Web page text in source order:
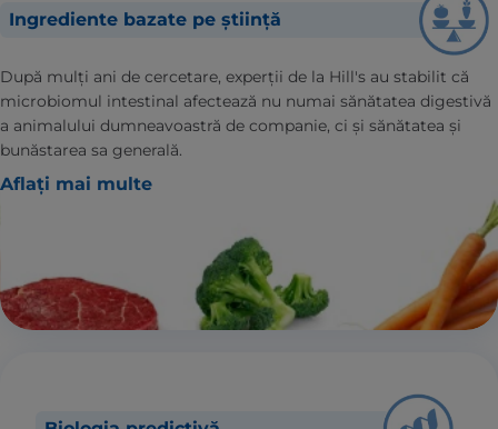
Ingrediente bazate pe știință
După mulți ani de cercetare, experții de la Hill's au stabilit că
microbiomul intestinal afectează nu numai sănătatea digestivă
a animalului dumneavoastră de companie, ci și sănătatea și
bunăstarea sa generală.
Aflați mai multe